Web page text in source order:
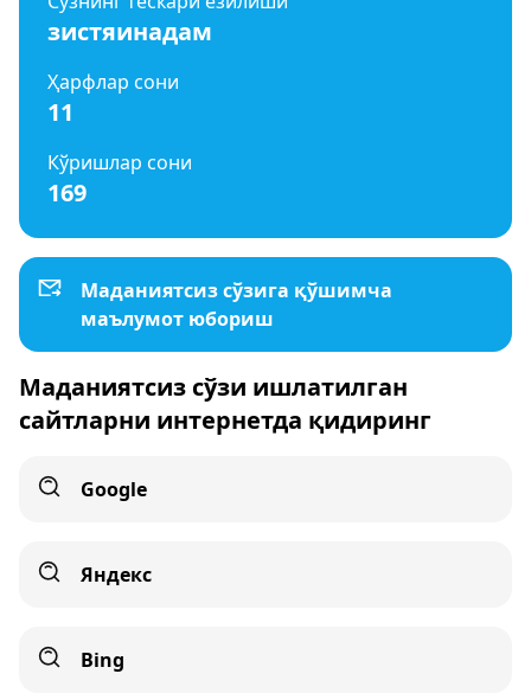
зистяинадам
Ҳарфлар сони
11
Кўришлар сони
169
Маданиятсиз сўзига қўшимча
маълумот юбориш
Маданиятсиз сўзи ишлатилган
сайтларни интернетда қидиринг
Google
Яндекс
Bing